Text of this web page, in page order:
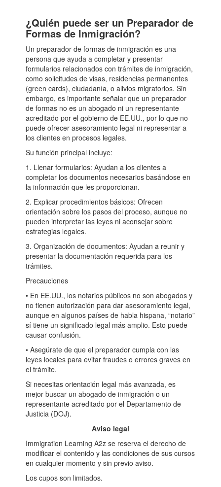
¿Quién puede ser un Preparador de
Formas de Inmigración?
Un preparador de formas de inmigración es una
persona que ayuda a completar y presentar
formularios relacionados con trámites de inmigración,
como solicitudes de visas, residencias permanentes
(green cards), ciudadanía, o alivios migratorios. Sin
embargo, es importante señalar que un preparador
de formas no es un abogado ni un representante
acreditado por el gobierno de EE.UU., por lo que no
puede ofrecer asesoramiento legal ni representar a
los clientes en procesos legales.
Su función principal incluye:
1. Llenar formularios: Ayudan a los clientes a
completar los documentos necesarios basándose en
la información que les proporcionan.
2. Explicar procedimientos básicos: Ofrecen
orientación sobre los pasos del proceso, aunque no
pueden interpretar las leyes ni aconsejar sobre
estrategias legales.
3. Organización de documentos: Ayudan a reunir y
presentar la documentación requerida para los
trámites.
Precauciones
• En EE.UU., los notarios públicos no son abogados y
no tienen autorización para dar asesoramiento legal,
aunque en algunos países de habla hispana, “notario”
sí tiene un significado legal más amplio. Esto puede
causar confusión.
• Asegúrate de que el preparador cumpla con las
leyes locales para evitar fraudes o errores graves en
el trámite.
Si necesitas orientación legal más avanzada, es
mejor buscar un abogado de inmigración o un
representante acreditado por el Departamento de
Justicia (DOJ).
Aviso legal
Immigration Learning A2z se reserva el derecho de
modificar el contenido y las condiciones de sus cursos
en cualquier momento y sin previo aviso.
Los cupos son limitados.